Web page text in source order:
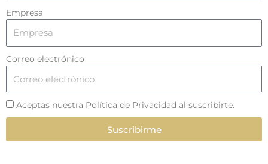
Empresa
Correo electrónico
Aceptas nuestra Política de Privacidad al suscribirte.
Suscribirme